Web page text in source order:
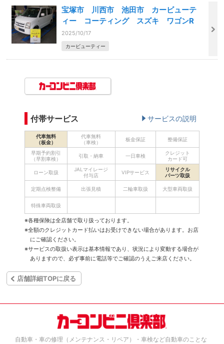
宝塚市 川西市 池田市 カービューテ
ィー コーティング スズキ ワゴンR
2025/10/17
カービューティー
付帯サービス サービスの説明
代車無料
（板金）
代車無料
（車検）
板金保証 整備保証
早期予約割引
（早割車検）
引取・納車 一日車検
クレジット
カード可
ローン取扱
JALマイレージ
付与店
VIPサービス
リサイクル
パーツ取扱
定期点検整備 出張見積 二輪車取扱 大型車両取扱
特殊車両取扱
※各種保険は全店舗で取り扱っております。
※全額のクレジットカード払いはお受けできない場合があります。お店
にご確認ください。
※サービスの取扱い表示は基本情報であり、状況により変動する場合が
ありますので、必ず事前に電話等でご確認のうえご来店ください。
店舗詳細TOPに戻る
自動車・車の修理（メンテナンス・リペア）・車検など自動車のことな